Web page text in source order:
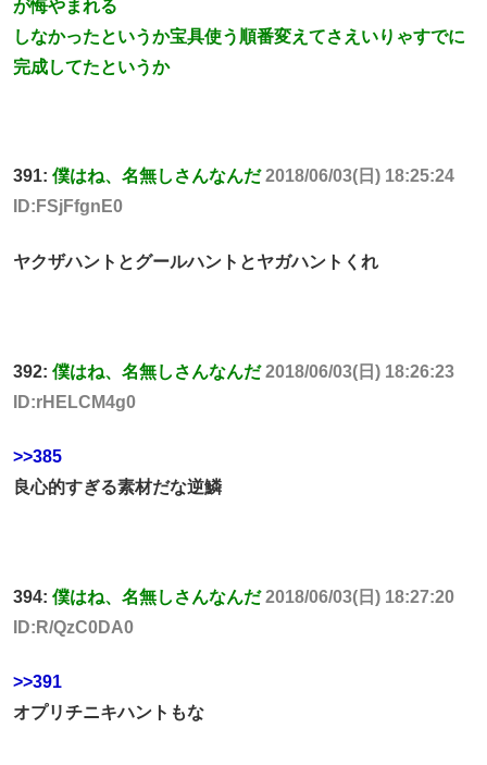
が悔やまれる
しなかったというか宝具使う順番変えてさえいりゃすでに
完成してたというか
391: 僕はね、名無しさんなんだ 2018/06/03(日) 18:25:24
ID:FSjFfgnE0
ヤクザハントとグールハントとヤガハントくれ
392: 僕はね、名無しさんなんだ 2018/06/03(日) 18:26:23
ID:rHELCM4g0
>>385
良心的すぎる素材だな逆鱗
394: 僕はね、名無しさんなんだ 2018/06/03(日) 18:27:20
ID:R/QzC0DA0
>>391
オプリチニキハントもな